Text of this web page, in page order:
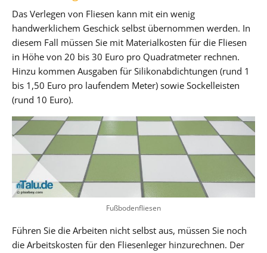
Das Verlegen von Fliesen kann mit ein wenig
handwerklichem Geschick selbst übernommen werden. In
diesem Fall müssen Sie mit Materialkosten für die Fliesen
in Höhe von 20 bis 30 Euro pro Quadratmeter rechnen.
Hinzu kommen Ausgaben für Silikonabdichtungen (rund 1
bis 1,50 Euro pro laufendem Meter) sowie Sockelleisten
(rund 10 Euro).
Fußbodenfliesen
Führen Sie die Arbeiten nicht selbst aus, müssen Sie noch
die Arbeitskosten für den Fliesenleger hinzurechnen. Der